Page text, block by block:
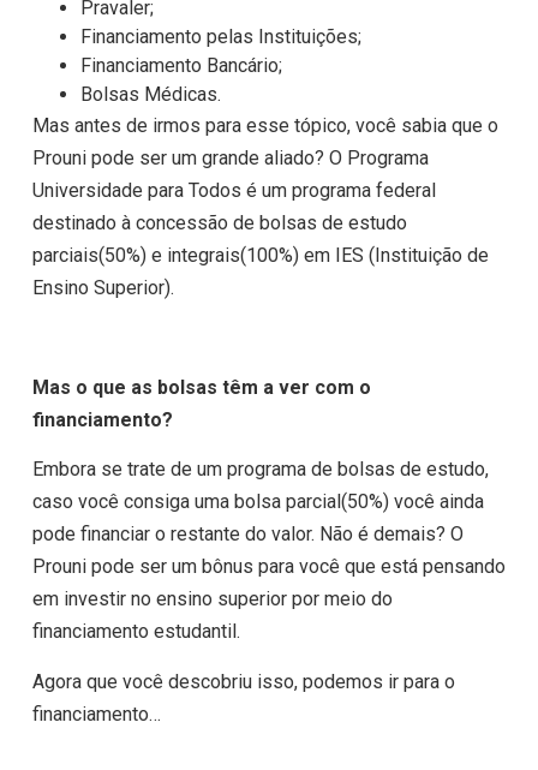
Pravaler;
Financiamento pelas Instituições;
Financiamento Bancário;
Bolsas Médicas.
Mas antes de irmos para esse tópico, você sabia que o
Prouni pode ser um grande aliado? O Programa
Universidade para Todos é um programa federal
destinado à concessão de bolsas de estudo
parciais(50%) e integrais(100%) em IES (Instituição de
Ensino Superior).
Mas o que as bolsas têm a ver com o
financiamento?
Embora se trate de um programa de bolsas de estudo,
caso você consiga uma bolsa parcial(50%) você ainda
pode financiar o restante do valor. Não é demais? O
Prouni pode ser um bônus para você que está pensando
em investir no ensino superior por meio do
financiamento estudantil.
Agora que você descobriu isso, podemos ir para o
financiamento…